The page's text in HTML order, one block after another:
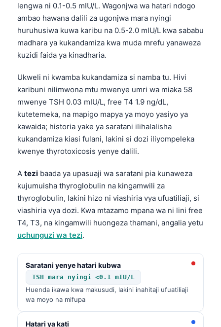
lengwa ni 0.1-0.5 mIU/L. Wagonjwa wa hatari ndogo
ambao hawana dalili za ugonjwa mara nyingi
huruhusiwa kuwa karibu na 0.5-2.0 mIU/L kwa sababu
madhara ya kukandamiza kwa muda mrefu yanaweza
kuzidi faida ya kinadharia.
Ukweli ni kwamba kukandamiza si namba tu. Hivi
karibuni nilimwona mtu mwenye umri wa miaka 58
mwenye TSH 0.03 mIU/L, free T4 1.9 ng/dL,
kutetemeka, na mapigo mapya ya moyo yasiyo ya
kawaida; historia yake ya saratani ilihalalisha
kukandamiza kiasi fulani, lakini si dozi iliyompeleka
kwenye thyrotoxicosis yenye dalili.
A tezi baada ya upasuaji wa saratani pia kunaweza
kujumuisha thyroglobulin na kingamwili za
thyroglobulin, lakini hizo ni viashiria vya ufuatiliaji, si
viashiria vya dozi. Kwa mtazamo mpana wa ni lini free
T4, T3, na kingamwili huongeza thamani, angalia yetu
uchunguzi wa tezi.
Saratani yenye hatari kubwa
TSH mara nyingi <0.1 mIU/L
Huenda ikawa kwa makusudi, lakini inahitaji ufuatiliaji
wa moyo na mifupa
Hatari ya kati